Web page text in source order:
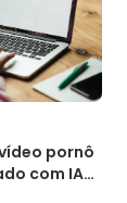
pornô
com IA